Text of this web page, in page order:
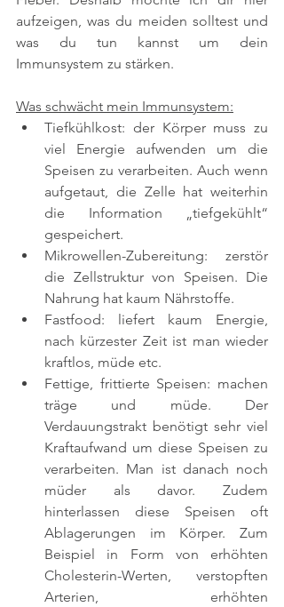
aufzeigen, was du meiden solltest und
was du tun kannst um dein
Immunsystem zu stärken.
Was schwächt mein Immunsystem:
Tiefkühlkost: der Körper muss zu
viel Energie aufwenden um die
Speisen zu verarbeiten. Auch wenn
aufgetaut, die Zelle hat weiterhin
die Information „tiefgekühlt“
gespeichert.
Mikrowellen-Zubereitung: zerstör
die Zellstruktur von Speisen. Die
Nahrung hat kaum Nährstoffe.
Fastfood: liefert kaum Energie,
nach kürzester Zeit ist man wieder
kraftlos, müde etc.
Fettige, frittierte Speisen: machen
träge und müde. Der
Verdauungstrakt benötigt sehr viel
Kraftaufwand um diese Speisen zu
verarbeiten. Man ist danach noch
müder als davor. Zudem
hinterlassen diese Speisen oft
Ablagerungen im Körper. Zum
Beispiel in Form von erhöhten
Cholesterin-Werten, verstopften
Arterien, erhöhten